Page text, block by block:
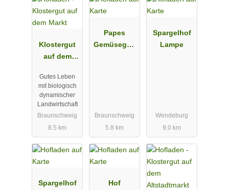
Klostergut
auf dem
Gutes Leben
mit biologisch
dynamischer
Landwirtschaft
Braunschweig
8.5 km
Papes
Gemüsegart
Braunschweig
5.8 km
Spargelhof
Lampe
Wendeburg
9.0 km
Spargelhof
Hof